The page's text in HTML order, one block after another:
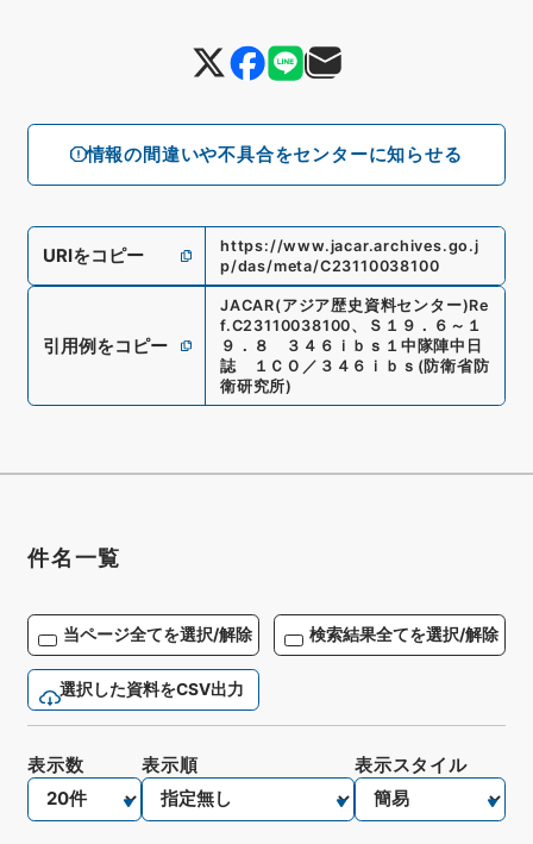
情報の間違いや不具合をセンターに知らせる
URIをコピー
https://www.jacar.archives.go.j
p/das/meta/C23110038100
引用例をコピー
JACAR(アジア歴史資料センター)Re
f.C23110038100、
Ｓ１９．６～１
９．８ ３４６ｉｂｓ１中隊陣中日
誌 １ＣＯ／３４６ｉｂｓ (防衛省防
衛研究所)
件名一覧
当ページ全てを選択/解除 検索結果全てを選択/解除
選択した資料をCSV出力
表示数 表示順 表示スタイル